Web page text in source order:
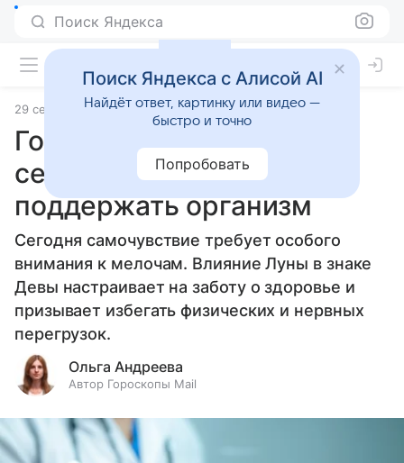
Поиск Яндекса
29 сентября 2024 Статьи
Гороскоп здоровья на 30
сентября 2024 года: как
поддержать организм
Сегодня самочувствие требует особого
внимания к мелочам. Влияние Луны в знаке
Девы настраивает на заботу о здоровье и
призывает избегать физических и нервных
перегрузок.
Ольга Андреева
Автор Гороскопы Mail
Поиск Яндекса с Алисой AI
Найдёт ответ, картинку или видео —
быстро и точно
Попробовать